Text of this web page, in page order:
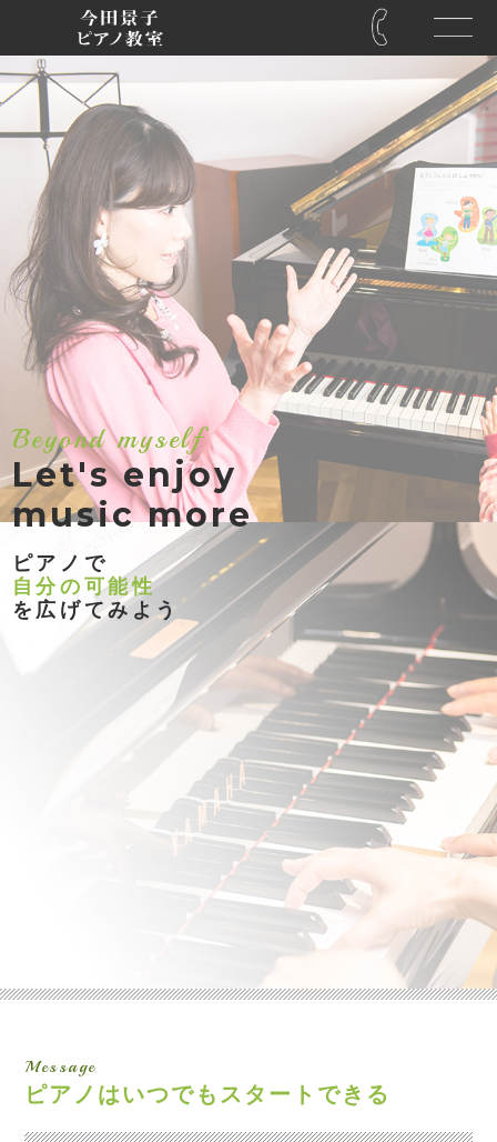
Beyond myself
Let's enjoy
music more
ピアノで
自分の可能性
を広げてみよう
Message
ピアノはいつでも スタートできる